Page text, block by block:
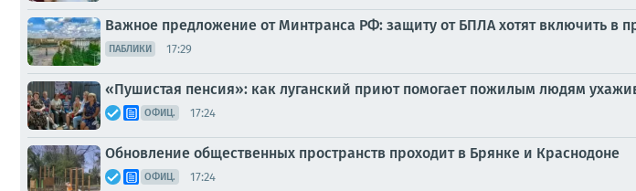
Важное предложение от Минтранса РФ: защиту от БПЛА хотят включить в
ПАБЛИКИ 17:29
«Пушистая пенсия»: как луганский приют помогает пожилым людям
ОФИЦ. 17:24
Обновление общественных пространств проходит в Брянке и Краснодоне
ОФИЦ. 17:24